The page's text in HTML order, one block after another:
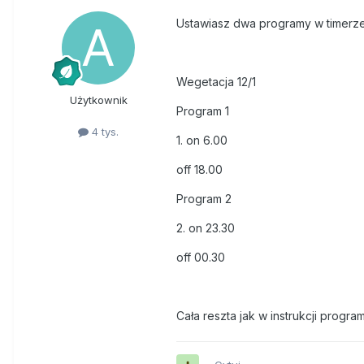
Użytkownik
4 tys.
Ustawiasz dwa programy w
Wegetacja 12/1
Program 1
1. on 6.00
off 18.00
Program 2
2. on 23.30
off 00.30
Cała reszta jak w instrukcji